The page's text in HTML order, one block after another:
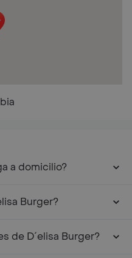
a domicilio?
Burger?
de D´elisa Burger?